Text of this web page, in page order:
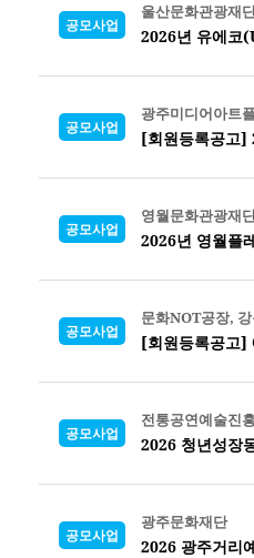
공모사업
울산문화관광재
2026년 유에코
공모사업
광주미디어아트
[회원등록공고]
공모사업
영월문화관광재
2026년 영월플
공모사업
문화NOT공장,
[회원등록공고]
공모사업
전통공연예술진
2026 청년성장
공모사업
광주문화재단
2026 광주거리